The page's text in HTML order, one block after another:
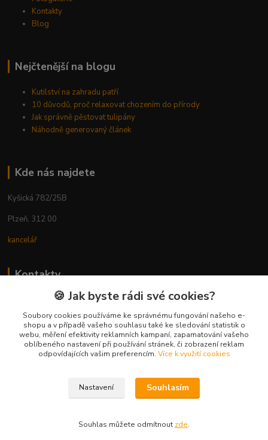
Kontakty
Blog
Nejčtenější na blogu
Kutilství na zahradu patří
10 důvodů, proč relaxovat chozením do přírody
Jak správně pěstovat tulipány
Náhodně generovaný článek
Kde nás najdete
Kyšická 782/25B
Plzeň, 312 00
kancelář
Kontakty
Ing. Michal Vaněk
+420 603 332 100
(Po-Pá, 10-17 hod.)
info@vyhodnynakup.eu
🍪 Jak byste rádi své cookies?
Soubory cookies používáme ke správnému fungování našeho e-
shopu a v případě vašeho souhlasu také ke sledování statistik o
webu, měření efektivity reklamních kampaní, zapamatování vašeho
oblíbeného nastavení při používání stránek, či zobrazení reklam
odpovídajících vašim preferencím. Více k využití cookies
Nastavení Souhlasím
Souhlas můžete odmítnout zde.